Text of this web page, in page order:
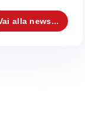
alla news...